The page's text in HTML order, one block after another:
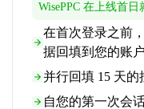
WisePPC 在上线首
在首次登录之前
据回填到您的账
并行回填 15 天
自您的第一次会